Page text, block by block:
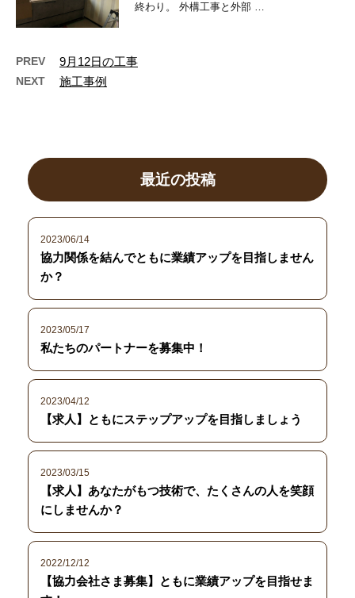
終わり。 外構工事と外部 …
PREV 9月12日の工事
NEXT 施工事例
最近の投稿
2023/06/14
協力関係を結んでともに業績アップを目指しません
か？
2023/05/17
私たちのパートナーを募集中！
2023/04/12
【求人】ともにステップアップを目指しましょう
2023/03/15
【求人】あなたがもつ技術で、たくさんの人を笑顔
にしませんか？
2022/12/12
【協力会社さま募集】ともに業績アップを目指せま